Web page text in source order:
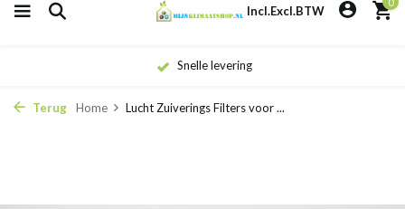
Incl.Excl.BTW
Snelle levering
Terug Home Lucht Zuiverings Filters voor ...